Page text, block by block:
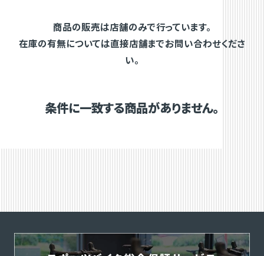
商品の販売は店舗のみで行っています。
在庫の有無については直接店舗までお問い合わせくださ
い。
条件に一致する商品がありません。